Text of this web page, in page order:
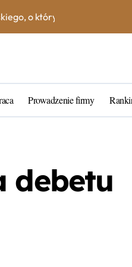
roku? Skorzystaj z
i opłat?
siebie?
Prowadzenie firmy
debetu